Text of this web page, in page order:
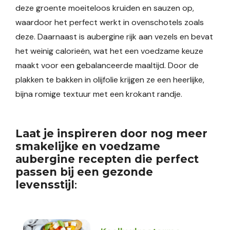
deze groente moeiteloos kruiden en sauzen op,
waardoor het perfect werkt in ovenschotels zoals
deze. Daarnaast is aubergine rijk aan vezels en bevat
het weinig calorieën, wat het een voedzame keuze
maakt voor een gebalanceerde maaltijd. Door de
plakken te bakken in olijfolie krijgen ze een heerlijke,
bijna romige textuur met een krokant randje.
Laat je inspireren door nog meer
smakelijke en voedzame
aubergine recepten die perfect
passen bij een gezonde
levensstijl: